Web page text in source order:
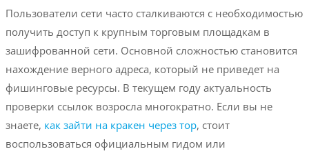
Пользователи сети часто сталкиваются с необходимостью
получить доступ к крупным торговым площадкам в
зашифрованной сети. Основной сложностью становится
нахождение верного адреса, который не приведет на
фишинговые ресурсы. В текущем году актуальность
проверки ссылок возросла многократно. Если вы не
знаете, как зайти на кракен через тор, стоит
воспользоваться официальным гидом или